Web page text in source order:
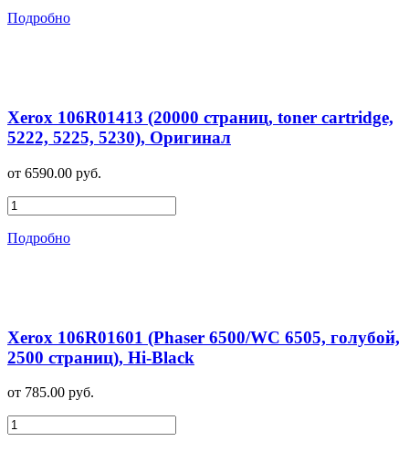
Подробно
Xerox 106R01413 (20000 страниц, toner cartridge,
5222, 5225, 5230), Оригинал
от 6590.00 руб.
Подробно
Xerox 106R01601 (Phaser 6500/WC 6505, голубой,
2500 страниц), Hi-Black
от 785.00 руб.